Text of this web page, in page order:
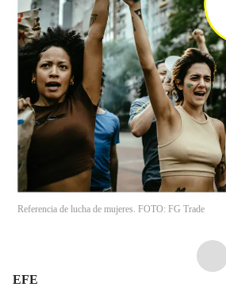
Referencia de lucha de mujeres. FOTO: FG Trade
EFE